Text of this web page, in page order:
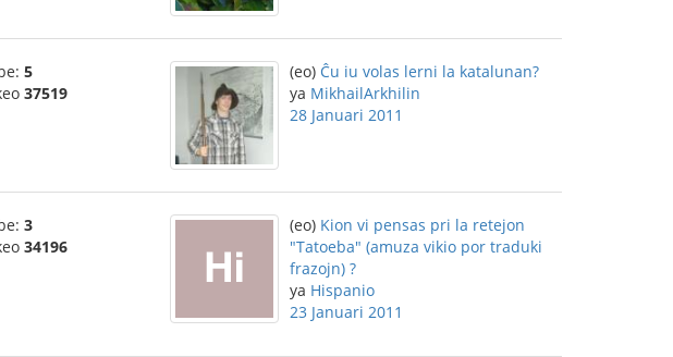
5
37519
(eo) Ĉu iu volas lerni la katalunan?
ya MikhailArkhilin
28 Januari 2011
3
34196
(eo) Kion vi pensas pri la retejon
"Tatoeba" (amuza vikio por traduki
frazojn) ?
ya Hispanio
23 Januari 2011